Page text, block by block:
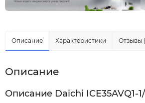
Описание Характеристики Отзывы
Описание
Описание Daichi ICE35AVQ1-1/